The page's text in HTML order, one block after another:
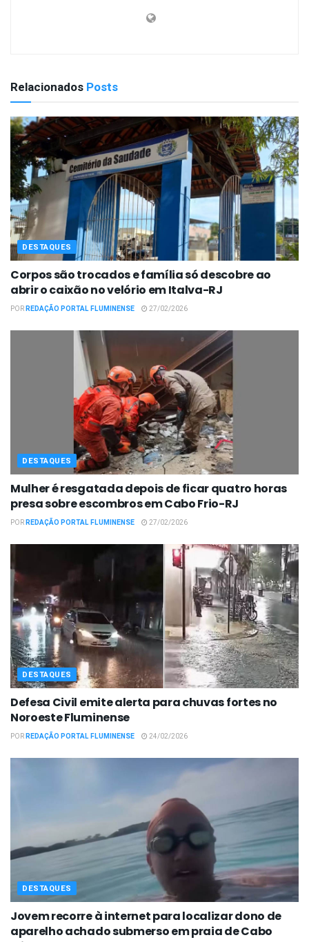
Relacionados Posts
DESTAQUES
Corpos são trocados e família só descobre ao
abrir o caixão no velório em Italva-RJ
PORREDAÇÃO PORTAL FLUMINENSE 27/02/2026
DESTAQUES
Mulher é resgatada depois de ficar quatro horas
presa sobre escombros em Cabo Frio-RJ
PORREDAÇÃO PORTAL FLUMINENSE 27/02/2026
DESTAQUES
Defesa Civil emite alerta para chuvas fortes no
Noroeste Fluminense
PORREDAÇÃO PORTAL FLUMINENSE 24/02/2026
DESTAQUES
Jovem recorre à internet para localizar dono de
aparelho achado submerso em praia de Cabo